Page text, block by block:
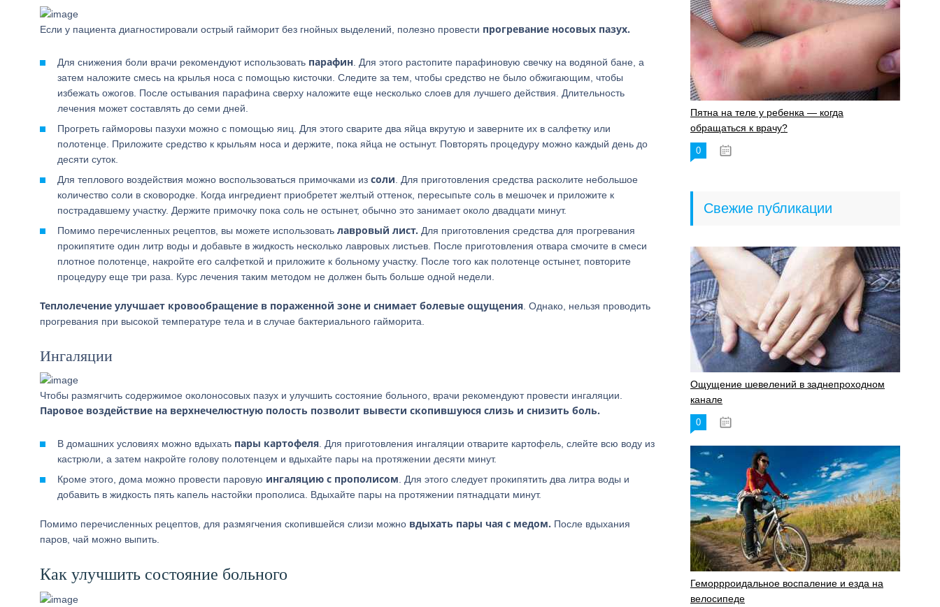
Если у пациента диагностировали острый гайморит без гнойных выделений, полезно провести прогревание носовых пазух.
Для снижения боли врачи рекомендуют использовать парафин . Для этого растопите парафиновую свечку на водяной бане, а
затем наложите смесь на крылья носа с помощью кисточки. Следите за тем, чтобы средство не было обжигающим, чтобы
избежать ожогов. После остывания парафина сверху наложите еще несколько слоев для лучшего действия. Длительность
лечения может составлять до семи дней.
Прогреть гайморовы пазухи можно с помощью яиц. Для этого сварите два яйца вкрутую и заверните их в салфетку или
полотенце. Приложите средство к крыльям носа и держите, пока яйца не остынут. Повторять процедуру можно каждый день до
десяти суток.
Для теплового воздействия можно воспользоваться примочками из соли . Для приготовления средства расколите небольшое
количество соли в сковородке. Когда ингредиент приобретет желтый оттенок, пересыпьте соль в мешочек и приложите к
пострадавшему участку. Держите примочку пока соль не остынет, обычно это занимает около двадцати минут.
Помимо перечисленных рецептов, вы можете использовать лавровый лист. Для приготовления средства для прогревания
прокипятите один литр воды и добавьте в жидкость несколько лавровых листьев. После приготовления отвара смочите в смеси
плотное полотенце, накройте его салфеткой и приложите к больному участку. После того как полотенце остынет, повторите
процедуру еще три раза. Курс лечения таким методом не должен быть больше одной недели.
Теплолечение улучшает кровообращение в пораженной зоне и снимает болевые ощущения . Однако, нельзя проводить
прогревания при высокой температуре тела и в случае бактериального гайморита.
Ингаляции
Чтобы размягчить содержимое околоносовых пазух и улучшить состояние больного, врачи рекомендуют провести ингаляции.
Паровое воздействие на верхнечелюстную полость позволит вывести скопившуюся слизь и снизить боль.
В домашних условиях можно вдыхать пары картофеля . Для приготовления ингаляции отварите картофель, слейте всю воду из
кастрюли, а затем накройте голову полотенцем и вдыхайте пары на протяжении десяти минут.
Кроме этого, дома можно провести паровую ингаляцию с прополисом . Для этого следует прокипятить два литра воды и
добавить в жидкость пять капель настойки прополиса. Вдыхайте пары на протяжении пятнадцати минут.
Помимо перечисленных рецептов, для размягчения скопившейся слизи можно вдыхать пары чая с медом. После вдыхания
паров, чай можно выпить.
Как улучшить состояние больного
Пятна на теле у ребенка — когда
обращаться к врачу?
0
Свежие публикации
Ощущение шевелений в заднепроходном
канале
0
Геморрроидальное воспаление и езда на
велосипеде